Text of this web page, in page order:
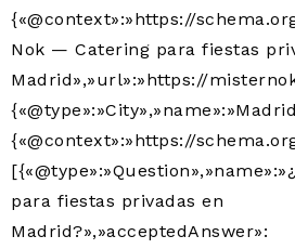
{«@context»:»https://
Nok — Catering para fiestas
Madrid»,»url»:»https://
{«@context»:»https://
para fiestas privadas en
Madrid?»,»acceptedAnswer»: